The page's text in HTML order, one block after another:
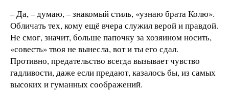
– Да, – думаю, – знакомый стиль, «узнаю брата Колю».
Обличать тех, кому ещё вчера служил верой и правдой.
Не смог, значит, больше папочку за хозяином носить,
«совесть» твоя не вынесла, вот и ты его сдал.
Противно, предательство всегда вызывает чувство
гадливости, даже если предают, казалось бы, из самых
высоких и гуманных соображений.